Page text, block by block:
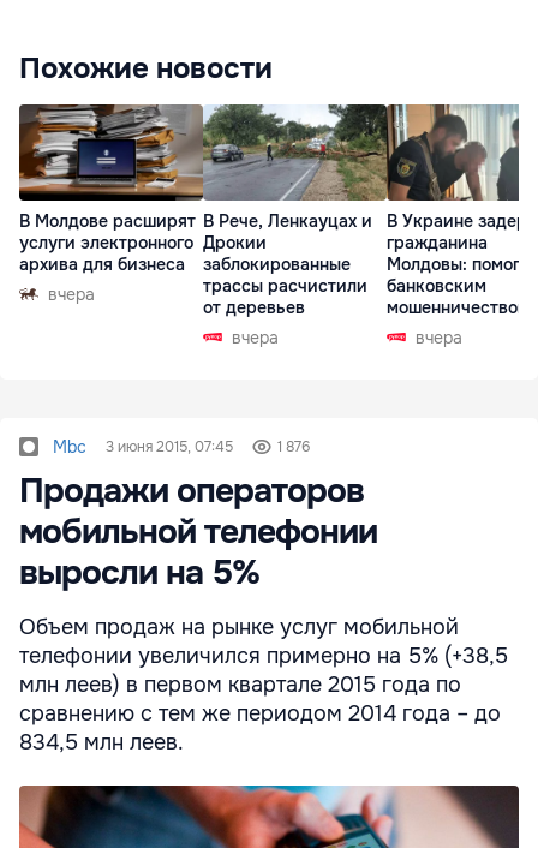
Похожие новости
В Молдове расширят
услуги электронного
архива для бизнеса
вчера
В Рече, Ленкауцах и
Дрокии
заблокированные
трассы расчистили
от деревьев
вчера
В Украине
гражданина
Молдовы:
банковским
мошенничеством
Чехиивчера
Mbc 3 июня 2015, 07:45 1 876
Продажи операторов
мобильной телефонии
выросли на 5%
Объем продаж на рынке услуг мобильной
телефонии увеличился примерно на 5% (+38,5
млн леев) в первом квартале 2015 года по
сравнению с тем же периодом 2014 года – до
834,5 млн леев.